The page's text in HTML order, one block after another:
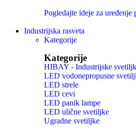
Pogledajte ideje za uređenje
Industrijska rasveta
Kategorije
Kategorije
HIBAY - Industrijske
LED vodonepropusne
LED strele
LED cevi
LED panik lampe
LED ulične svetiljke
Ugradne svetiljke